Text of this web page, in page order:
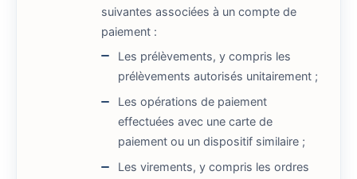
suivantes associées à un compte de
paiement :
Les prélèvements, y compris les
prélèvements autorisés unitairement ;
Les opérations de paiement
effectuées avec une carte de
paiement ou un dispositif similaire ;
Les virements, y compris les ordres